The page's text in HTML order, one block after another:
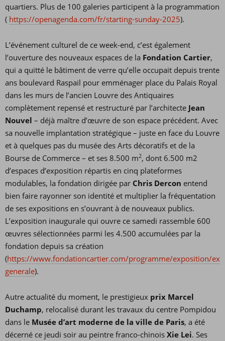
quartiers. Plus de 100 galeries participent à la programmation
( https://openagenda.com/fr/starting-sunday-2025).
L’événement culturel de ce week-end, c’est également
l’ouverture des nouveaux espaces de la Fondation Cartier,
qui a quitté le bâtiment de verre qu’elle occupait depuis trente
ans boulevard Raspail pour emménager place du Palais Royal
dans les murs de l’ancien Louvre des Antiquaires
complètement repensé et restructuré par l’architecte Jean
Nouvel – déjà maître d’œuvre de son espace précédent. Avec
sa nouvelle implantation stratégique – juste en face du Louvre
et à quelques pas du musée des Arts décoratifs et de la
Bourse de Commerce – et ses 8.500 m2, dont 6.500 m2
d’espaces d’exposition répartis en cinq plateformes
modulables, la fondation dirigée par Chris Dercon entend
bien faire rayonner son identité et multiplier la fréquentation
de ses expositions en s’ouvrant à de nouveaux publics.
L’exposition inaugurale qui ouvre ce samedi rassemble 600
œuvres sélectionnées parmi les 4.500 accumulées par la
fondation depuis sa création
(https://www.fondationcartier.com/programme/exposition/
generale).
Autre actualité du moment, le prestigieux prix Marcel
Duchamp, relocalisé durant les travaux du centre Pompidou
dans le Musée d’art moderne de la ville de Paris, a été
décerné ce jeudi soir au peintre franco-chinois Xie Lei. Ses